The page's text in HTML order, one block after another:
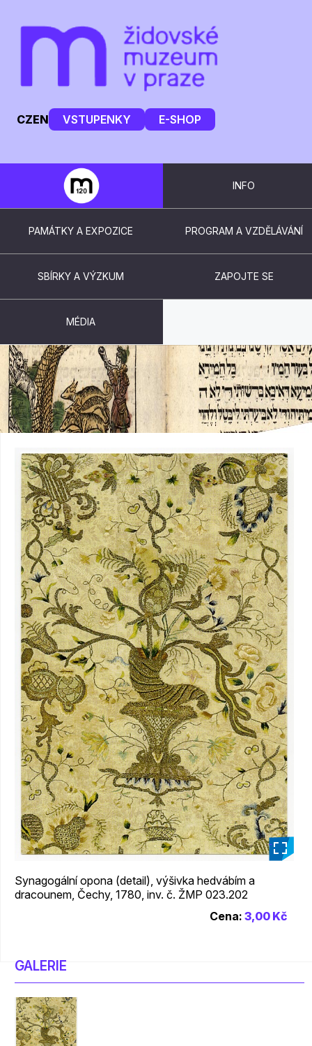
CZEN VSTUPENKY E-SHOP
INFO
PAMÁTKY A EXPOZICE PROGRAM A VZDĚLÁVÁNÍ
SBÍRKY A VÝZKUM ZAPOJTE SE
MÉDIA
TEXTÍLIE - VÝŠIVKA
_
Synagogální opona (detail), výšivka hedvábím a
dracounem, Čechy, 1780, inv. č. ŽMP 023.202
Cena: 3,00 Kč
GALERIE